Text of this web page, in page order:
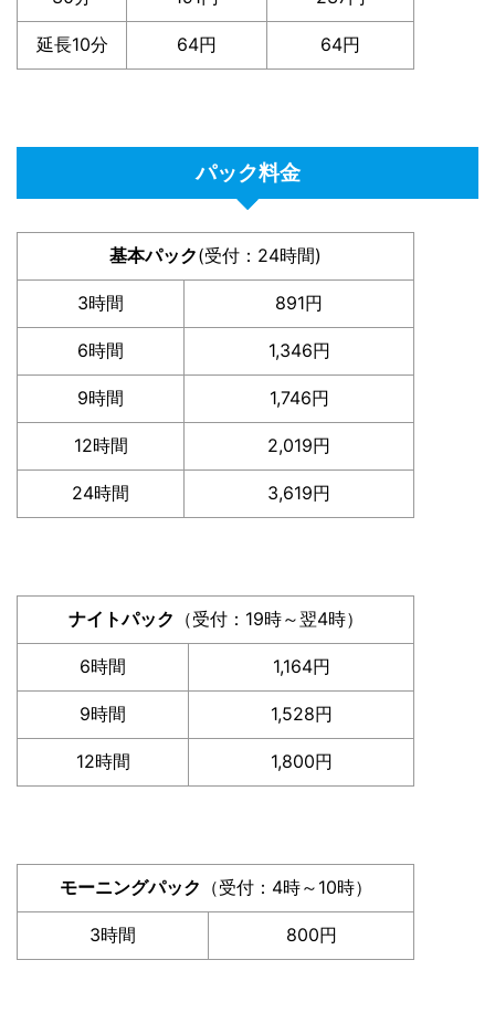
延長10分 64円 64円
パック料金
基本パック(受付：24時間)
3時間 891円
6時間 1,346円
9時間 1,746円
12時間 2,019円
24時間 3,619円
ナイトパック （受付：19時～翌4時）
6時間 1,164円
9時間 1,528円
12時間 1,800円
モーニングパック （受付：4時～10時）
3時間 800円